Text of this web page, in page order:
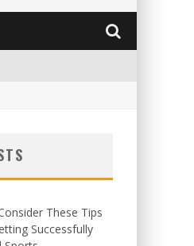
These Tips
Successfully